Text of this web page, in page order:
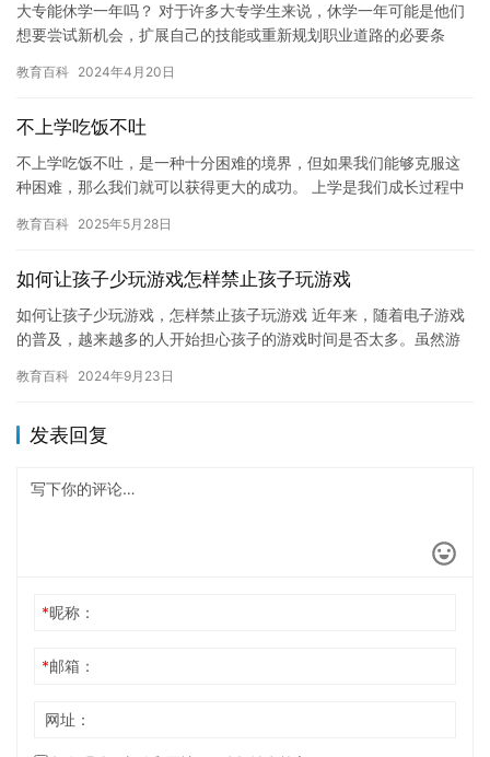
大专能休学一年吗？ 对于许多大专学生来说，休学一年可能是他们
想要尝试新机会，扩展自己的技能或重新规划职业道路的必要条
和困难…
教育百科 2024年4月20日
不上学吃饭不吐
不上学吃饭不吐，是一种十分困难的境界，但如果我们能够克服这
种困难，那么我们就可以获得更大的成功。 上学是我们成长过程中
学，这…
教育百科 2025年5月28日
如何让孩子少玩游戏怎样禁止孩子玩游戏
如何让孩子少玩游戏，怎样禁止孩子玩游戏 近年来，随着电子游戏
的普及，越来越多的人开始担心孩子的游戏时间是否太多。虽然游
身心…
教育百科 2024年9月23日
发表回复
*昵称：
*邮箱：
网址：